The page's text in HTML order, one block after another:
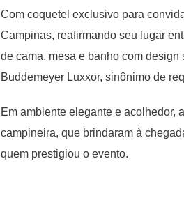
Com coquetel exclusivo para
Campinas, reafirmando seu lugar
de cama, mesa e banho com
Buddemeyer Luxxor, sinônimo de
Em ambiente elegante e acolhedor,
campineira, que brindaram à
quem prestigiou o evento.